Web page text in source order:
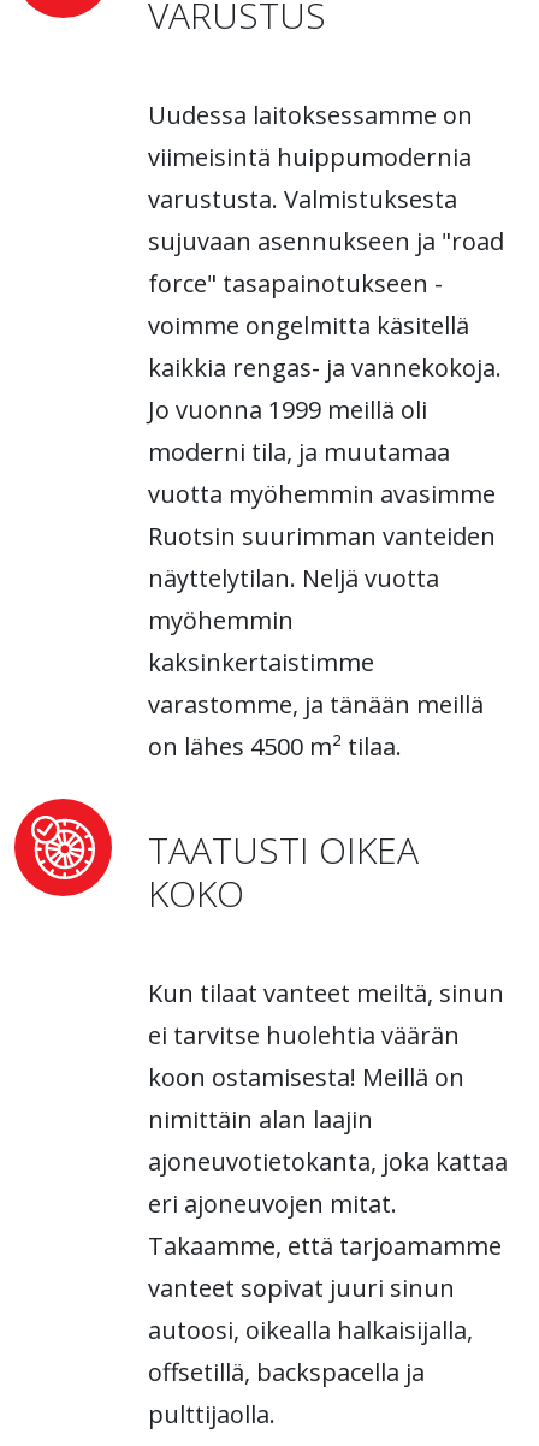
VARUSTUS
Uudessa laitoksessamme on
viimeisintä huippumodernia
varustusta. Valmistuksesta
sujuvaan asennukseen ja "road
force" tasapainotukseen -
voimme ongelmitta käsitellä
kaikkia rengas- ja vannekokoja.
Jo vuonna 1999 meillä oli
moderni tila, ja muutamaa
vuotta myöhemmin avasimme
Ruotsin suurimman vanteiden
näyttelytilan. Neljä vuotta
myöhemmin
kaksinkertaistimme
varastomme, ja tänään meillä
on lähes 4500 m² tilaa.
TAATUSTI OIKEA
KOKO
Kun tilaat vanteet meiltä, sinun
ei tarvitse huolehtia väärän
koon ostamisesta! Meillä on
nimittäin alan laajin
ajoneuvotietokanta, joka kattaa
eri ajoneuvojen mitat.
Takaamme, että tarjoamamme
vanteet sopivat juuri sinun
autoosi, oikealla halkaisijalla,
offsetillä, backspacella ja
pulttijaolla.